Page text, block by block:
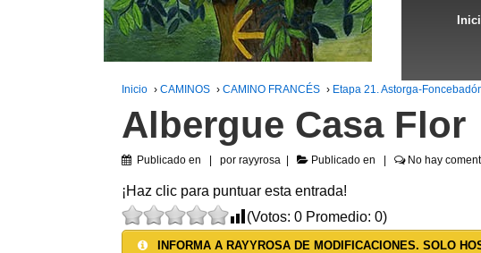
Inicio › CAMINOS › CAMINO FRANCÉS › Etapa 21. Astorga-
Albergue Casa Flor
Publicado en por rayyrosa Publicado en No hay
¡Haz clic para puntuar esta entrada!
(Votos: 0Promedio: 0)
INFORMA A RAYYROSA DE MODIFICACIONES. SOLO